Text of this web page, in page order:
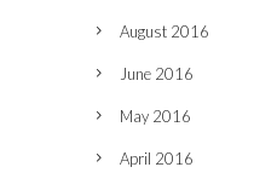
August 2016
June 2016
May 2016
April 2016